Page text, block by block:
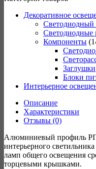
Декоративное
Светодиодный
Светодиодные
Компоненты
Заглушки
Блоки
Интерьерное
Описание
Характеристики
Отзывы (0)
Алюминиевый профиль
интерьерного
ламп общего освещения
торцевыми крышками.